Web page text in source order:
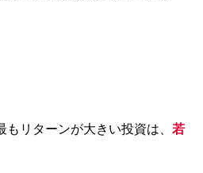
リターンが大きい投資は、 若